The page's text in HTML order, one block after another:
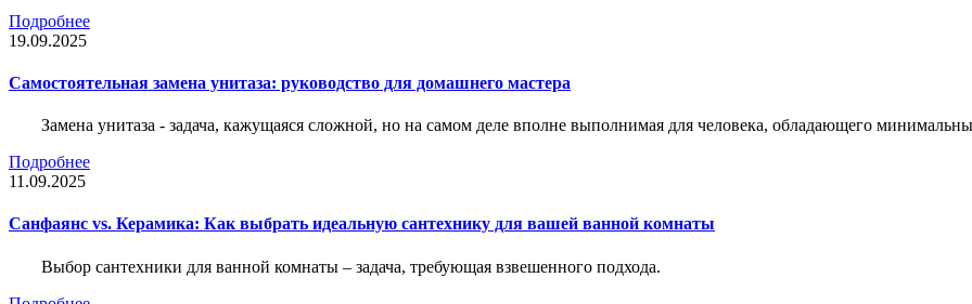
Подробнее
19.09.2025
Самостоятельная замена унитаза: руководство для домашнего мастера
Замена унитаза - задача, кажущаяся сложной, но на самом деле вполне выполнимая для человека, обладающего
Подробнее
11.09.2025
Санфаянс vs. Керамика: Как выбрать идеальную сантехнику для вашей ванной комнаты
Выбор сантехники для ванной комнаты – задача, требующая взвешенного подхода.